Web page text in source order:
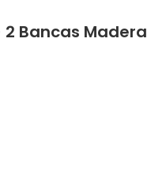
Bancas Madera